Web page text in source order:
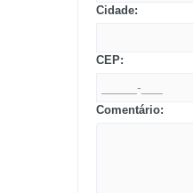
Cidade:
CEP:
Comentário: